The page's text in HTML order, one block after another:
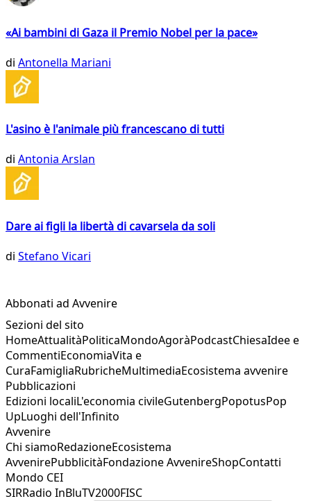
«Ai bambini di Gaza il Premio Nobel per la pace»
di Antonella Mariani
L'asino è l'animale più francescano di tutti
di Antonia Arslan
Dare ai figli la libertà di cavarsela da soli
di Stefano Vicari
Abbonati ad Avvenire
Sezioni del sito
HomeAttualitàPoliticaMondoAgoràPodcastChiesaIdee e
CommentiEconomiaVita e
CuraFamigliaRubricheMultimediaEcosistema avvenire
Pubblicazioni
Edizioni localiL'economia civileGutenbergPopotusPop
UpLuoghi dell'Infinito
Avvenire
Chi siamoRedazioneEcosistema
AvvenirePubblicitàFondazione AvvenireShopContatti
Mondo CEI
SIRRadio InBluTV2000FISC